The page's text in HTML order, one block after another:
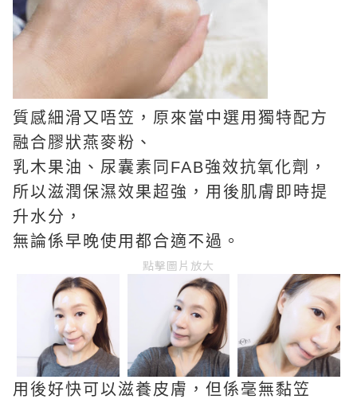
質感細滑又唔笠，原來當中選用獨特配方
融合膠狀燕麥粉、
乳木果油、尿囊素同FAB強效抗氧化劑，
所以滋潤保濕效果超強，用後肌膚即時提
升水分，
無論係早晚使用都合適不過。
點擊圖片放大
用後好快可以滋養皮膚，但係毫無黏笠